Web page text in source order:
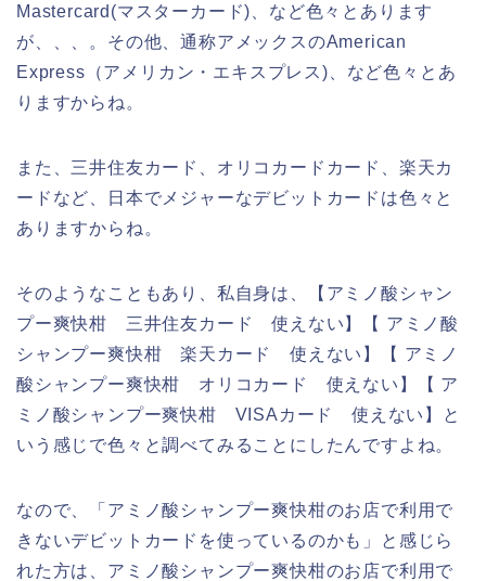
Mastercard(マスターカード)、など色々とあります
が、、、。その他、通称アメックスのAmerican
Express（アメリカン・エキスプレス)、など色々とあ
りますからね。
また、三井住友カード、オリコカードカード、楽天カ
ードなど、日本でメジャーなデビットカードは色々と
ありますからね。
そのようなこともあり、私自身は、【アミノ酸シャン
プー爽快柑 三井住友カード 使えない】【 アミノ酸
シャンプー爽快柑 楽天カード 使えない】【 アミノ
酸シャンプー爽快柑 オリコカード 使えない】【 ア
ミノ酸シャンプー爽快柑 VISAカード 使えない】と
いう感じで色々と調べてみることにしたんですよね。
なので、「アミノ酸シャンプー爽快柑のお店で利用で
きないデビットカードを使っているのかも」と感じら
れた方は、アミノ酸シャンプー爽快柑のお店で利用で